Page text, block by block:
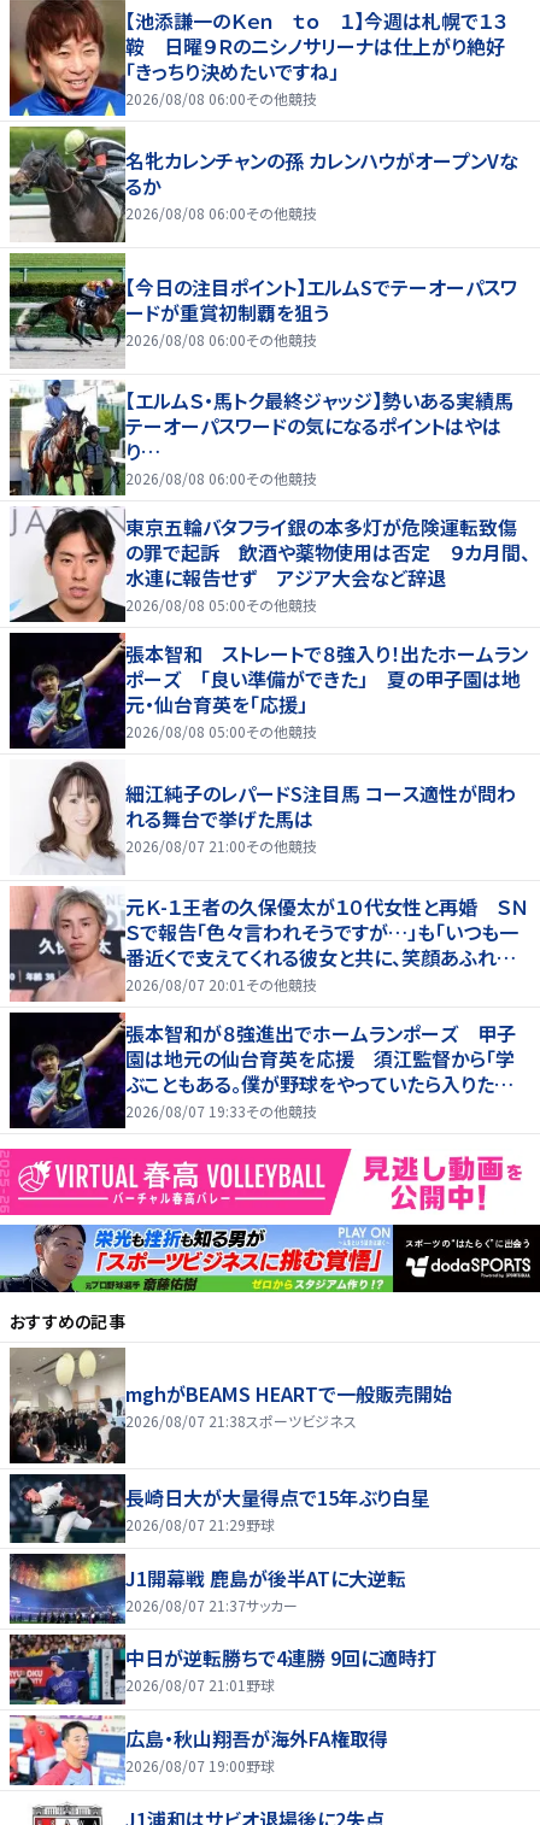
【池添謙一のＫｅｎ ｔｏ １】今週は札幌で１３
鞍 日曜９Ｒのニシノサリーナは仕上がり絶好
「きっちり決めたいですね」
2026/08/08 06:00その他競技
名牝カレンチャンの孫 カレンハウがオープンVな
るか
2026/08/08 06:00その他競技
【今日の注目ポイント】エルムSでテーオーパスワ
ードが重賞初制覇を狙う
2026/08/08 06:00その他競技
【エルムＳ・馬トク最終ジャッジ】勢いある実績馬
テーオーパスワードの気になるポイントはやは
り…
2026/08/08 06:00その他競技
東京五輪バタフライ銀の本多灯が危険運転致傷
の罪で起訴 飲酒や薬物使用は否定 ９カ月間、
水連に報告せず アジア大会など辞退
2026/08/08 05:00その他競技
張本智和 ストレートで８強入り！出たホームラン
ポーズ 「良い準備ができた」 夏の甲子園は地
元・仙台育英を「応援」
2026/08/08 05:00その他競技
細江純子のレパードS注目馬 コース適性が問わ
れる舞台で挙げた馬は
2026/08/07 21:00その他競技
元Ｋ-１王者の久保優太が１０代女性と再婚 ＳＮ
Ｓで報告「色々言われそうですが…」も「いつも一
番近くで支えてくれる彼女と共に、笑顔あふれる
家庭を築いていきたい」
2026/08/07 20:01 その他競技
張本智和が８強進出でホームランポーズ 甲子
園は地元の仙台育英を応援 須江監督から「学
ぶこともある。僕が野球をやっていたら入りたかっ
た」
2026/08/07 19:33その他競技
おすすめの記事
mghがBEAMS HEARTで一般販売開始
2026/08/07 21:38スポーツビジネス
長崎日大が大量得点で15年ぶり白星
2026/08/07 21:29野球
J1開幕戦 鹿島が後半ATに大逆転
2026/08/07 21:37サッカー
中日が逆転勝ちで4連勝 9回に適時打
2026/08/07 21:01 野球
広島・秋山翔吾が海外FA権取得
2026/08/07 19:00野球
J1浦和はサビオ退場後に2失点